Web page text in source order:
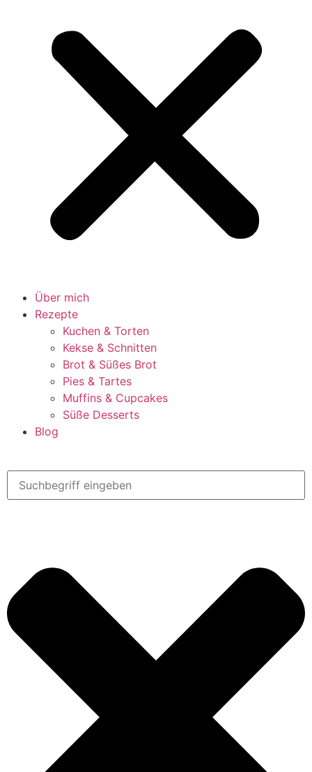
Über mich
Rezepte
Kuchen & Torten
Kekse & Schnitten
Brot & Süßes Brot
Pies & Tartes
Muffins & Cupcakes
Süße Desserts
Blog